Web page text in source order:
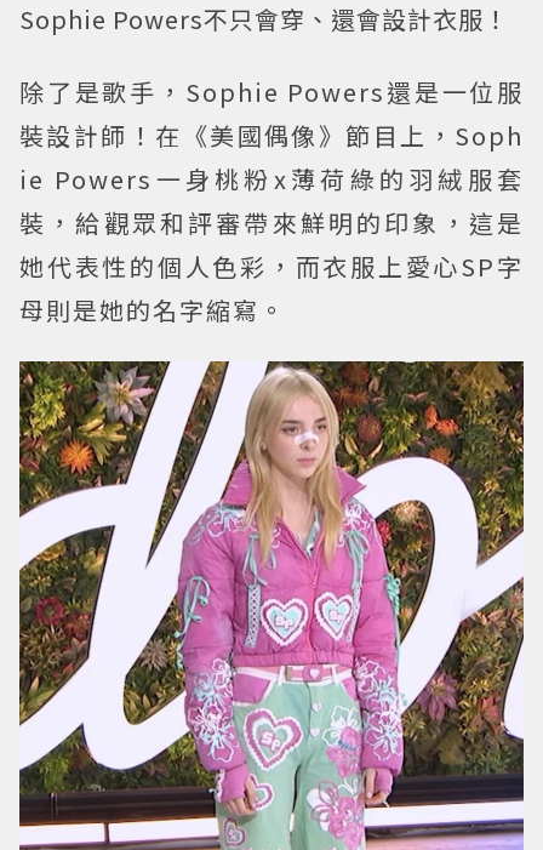
Sophie Powers不只會穿、還會設計衣服！
除了是歌手，Sophie Powers還是一位服
裝設計師！在《美國偶像》節目上，Soph
ie Powers一身桃粉x薄荷綠的羽絨服套
裝，給觀眾和評審帶來鮮明的印象，這是
她代表性的個人色彩，而衣服上愛心SP字
母則是她的名字縮寫。